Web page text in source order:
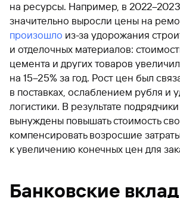
на ресурсы. Например, в
значительно выросли цены на
произошло из-за удорожания
и отделочных материалов:
цемента и других товаров
на 15–25% за год. Рост цен был
в поставках, ослаблением рубля и
логистики. В результате
вынуждены повышать стоимость
компенсировать возросшие
к увеличению конечных цен для
Банковские